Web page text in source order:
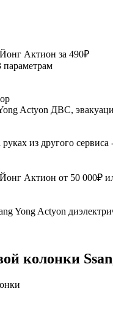
Актион за 490₽
параметрам
Actyon ДВС,
из другого
Актион от 50 000₽
Yong Actyon
колонки